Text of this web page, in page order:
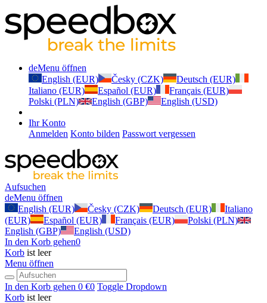
deMenu öffnen
English (EUR)
Česky (CZK)
Deutsch (EUR)
Italiano (EUR)
Español (EUR)
Français (EUR)
Polski (PLN)
English (GBP) English (USD)
Ihr Konto
Anmelden Konto bilden Passwort vergessen
Aufsuchen
deMenu öffnen
English (EUR)
Česky (CZK) Deutsch (EUR)
Italiano
(EUR)
Español (EUR) Français (EUR)
Polski (PLN)
English (GBP)
English (USD)
In den Korb gehen0
Korb ist leer
Menu öffnen
In den Korb gehen 0 €0 Toggle Dropdown
Korb ist leer